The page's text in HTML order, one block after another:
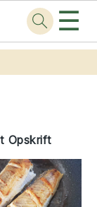
☰
Opskrift